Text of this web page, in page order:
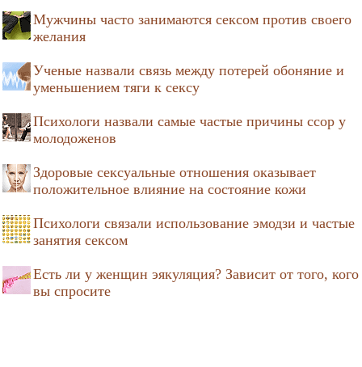
Мужчины часто занимаются сексом против своего
желания
Ученые назвали связь между потерей обоняние и
уменьшением тяги к сексу
Психологи назвали самые частые причины ссор у
молодоженов
Здоровые сексуальные отношения оказывает
положительное влияние на состояние кожи
Психологи связали использование эмодзи и частые
занятия сексом
Есть ли у женщин эякуляция? Зависит от того, кого
вы спросите